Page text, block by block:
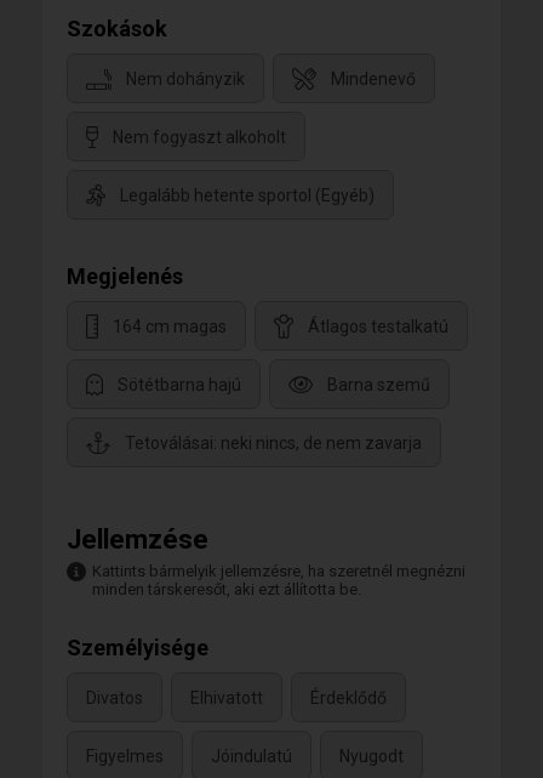
Szokások
Nem dohányzik Mindenevő
Nem fogyaszt alkoholt
Legalább hetente sportol (Egyéb)
Megjelenés
164 cm magas Átlagos testalkatú
Sötétbarna hajú Barna szemű
Tetoválásai: neki nincs, de nem zavarja
Jellemzése
Kattints bármelyik jellemzésre, ha szeretnél megnézni
minden társkeresőt, aki ezt állította be.
Személyisége
Divatos Elhivatott Érdeklődő
Figyelmes Jóindulatú Nyugodt